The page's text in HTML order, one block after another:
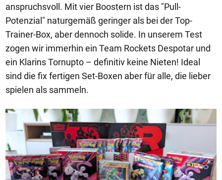
anspruchsvoll. Mit vier Boostern ist das "Pull-
Potenzial" naturgemäß geringer als bei der Top-
Trainer-Box, aber dennoch solide. In unserem Test
zogen wir immerhin ein Team Rockets Despotar und
ein Klarins Tornupto – definitiv keine Nieten! Ideal
sind die fix fertigen Set-Boxen aber für alle, die lieber
spielen als sammeln.